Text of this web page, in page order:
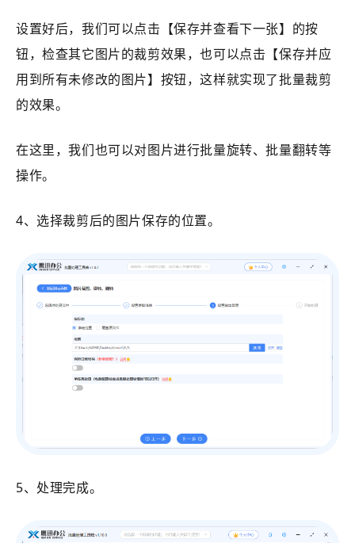
设置好后，我们可以点击【保存并查看下一张】的按
钮，检查其它图片的裁剪效果，也可以点击【保存并应
用到所有未修改的图片】按钮，这样就实现了批量裁剪
的效果。
在这里，我们也可以对图片进行批量旋转、批量翻转等
操作。
4、选择裁剪后的图片保存的位置。
5、处理完成。